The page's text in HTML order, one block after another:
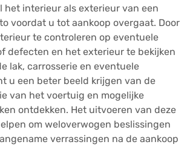
het interieur als exterieur van een
voordat u tot aankoop overgaat. Door
te controleren op eventuele
defecten en het exterieur te bekijken
lak, carrosserie en eventuele
u een beter beeld krijgen van de
van het voertuig en mogelijke
ontdekken. Het uitvoeren van deze
om weloverwogen beslissingen
verrassingen na de aankoop